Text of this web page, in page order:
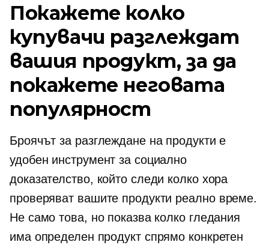
Покажете колко
купувачи разглеждат
вашия продукт, за да
покажете неговата
популярност
Броячът за разглеждане на продукти е
удобен инструмент за социално
доказателство, който следи колко хора
проверяват вашите продукти реално време.
Не само това, но показва колко гледания
има определен продукт спрямо конкретен